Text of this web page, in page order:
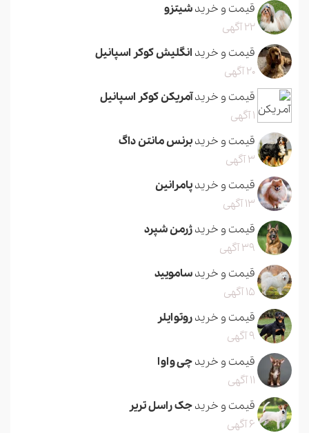
قیمت و خریدشیتزو
22 آگهی
قیمت و خرید انگلیش کوکر اسپانیل
20 آگهی
قیمت و خریدآمریکن کوکر اسپانیل
1 آگهی
قیمت و خریدبرنس مانتن داگ
3 آگهی
قیمت و خریدپامرانین
13 آگهی
قیمت و خریدژرمن شپرد
39 آگهی
قیمت و خریدسامویید
15 آگهی
قیمت و خریدروتوایلر
9 آگهی
قیمت و خریدچی واوا
11 آگهی
قیمت و خریدجک راسل تریر
6 آگهی